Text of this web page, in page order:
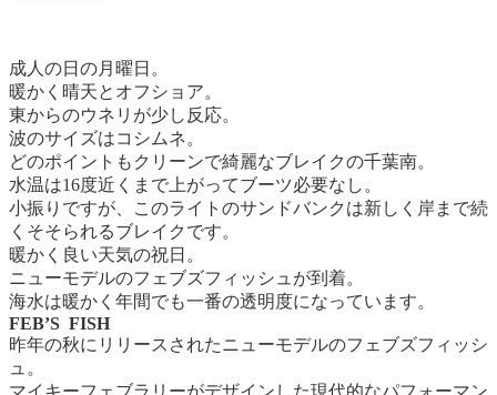
成人の日の月曜日。
暖かく晴天とオフショア。
東からのウネリが少し反応。
波のサイズはコシムネ。
どのポイントもクリーンで綺麗なブレイクの千葉南。
水温は16度近くまで上がってブーツ必要なし。
小振りですが、このライトのサンドバンクは新しく岸まで続
くそそられるブレイクです。
暖かく良い天気の祝日。
ニューモデルのフェブズフィッシュが到着。
海水は暖かく年間でも一番の透明度になっています。
FEB’S FISH
昨年の秋にリリースされたニューモデルのフェブズフィッシ
ュ。
マイキーフェブラリーがデザインした現代的なパフォーマン